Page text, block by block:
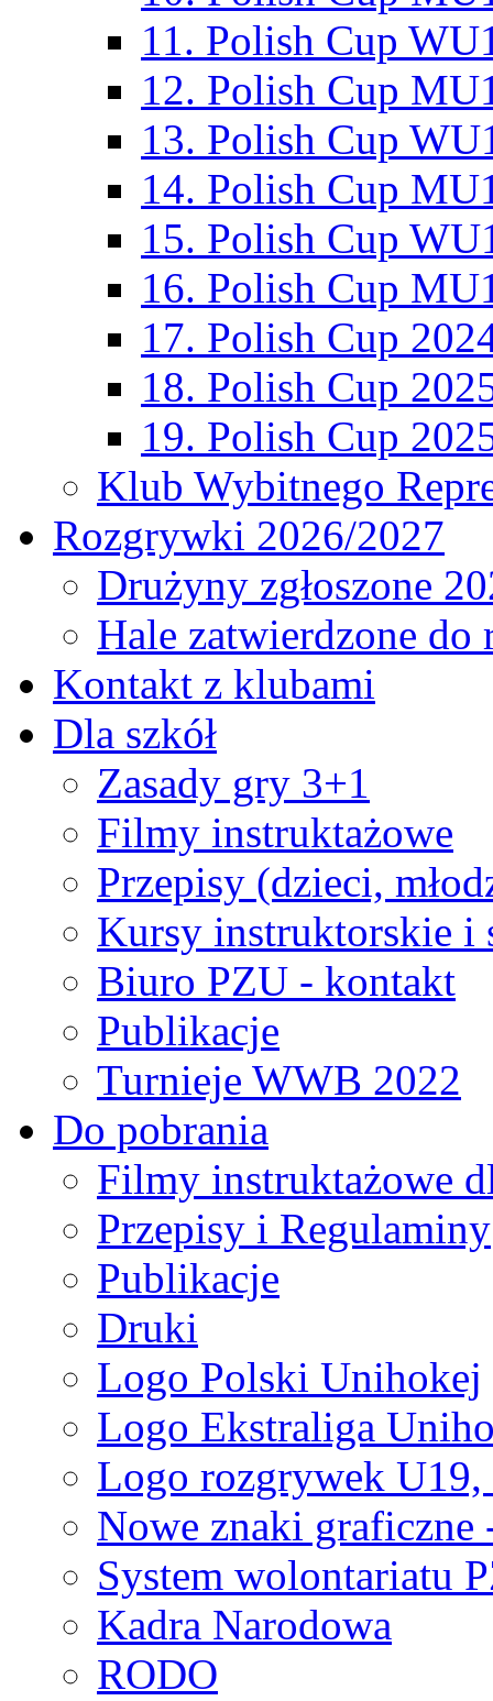
11. Polish Cup
12. Polish Cup
13. Polish Cup
14. Polish Cup
15. Polish Cup
16. Polish Cup
17. Polish Cup
18. Polish Cup
19. Polish Cup
Klub Wybitnego
Rozgrywki 2026/2027
Drużyny zgłoszone
Hale zatwierdzone
Kontakt z klubami
Dla szkół
Zasady gry 3+1
Filmy instruktażowe
Przepisy (dzieci,
Kursy instruktorskie i
Biuro PZU - kontakt
Publikacje
Turnieje WWB 2022
Do pobrania
Filmy instruktażowe
Przepisy i Regulaminy
Publikacje
Druki
Logo Polski Unihokej
Logo Ekstraliga
Logo rozgrywek
Nowe znaki graficzne
System wolontariatu
Kadra Narodowa
RODO